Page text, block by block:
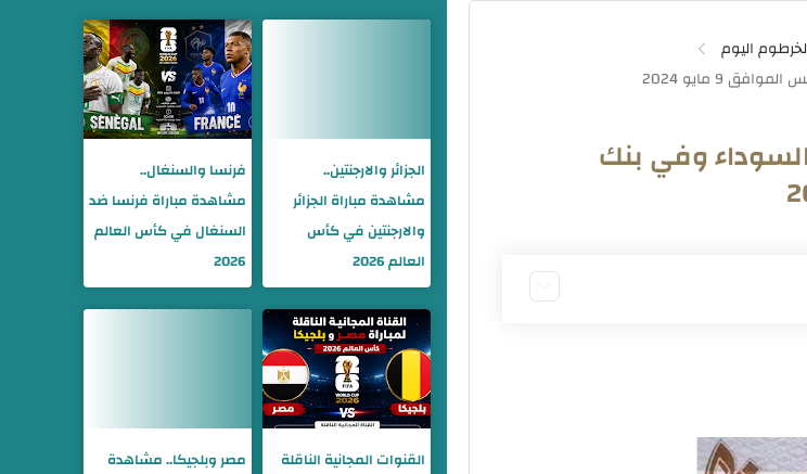
اليوم
وفي بنك
الجزائر والارجنتين..
مشاهدة مباراة الجزائر
والارجنتين في كأس
العالم 2026
فرنسا والسنغال..
مشاهدة مباراة فرنسا ضد
السنغال في كأس العالم
2026
القنوات المجانية الناقلة
مصر وبلجيكا.. مشاهدة